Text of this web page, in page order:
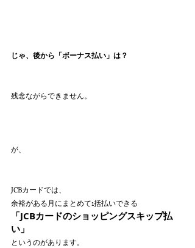
じゃ、後から「ボーナス払い」は？
残念ながらできません。
が、
JCBカードでは、
余裕がある月にまとめて1括払いできる
「JCBカードのショッピングスキップ払
い」
というのがあります。